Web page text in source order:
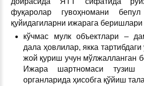
фуқаролар гувоҳномани
қуйидагиларни ижарага
кўчмас мулк объектлари –
дала ҳовлилар, якка
жой қуриш учун мўлжалланган
Ижара шартномаси
органларида ҳисобга қўйиш